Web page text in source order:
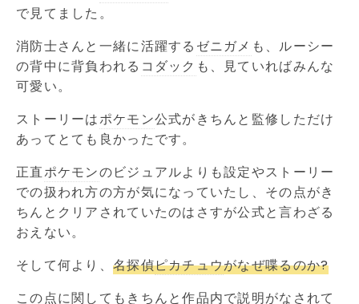
で見てました。
消防士さんと一緒に活躍する ゼニガメ も、ルーシー
の背中に背負われる コダック も、見ていればみんな
可愛い。
ストーリーはポケモン公式がきちんと監修しただけ
あってとても良かったです。
正直ポケモンのビジュアルよりも設定やストーリー
での扱われ方の方が気になっていたし、その点がき
ちんとクリアされていたのはさすが公式と言わざる
おえない。
そして何より、 名探偵ピカチュウがなぜ喋るのか?
この点に関してもきちんと作品内で説明がなされて